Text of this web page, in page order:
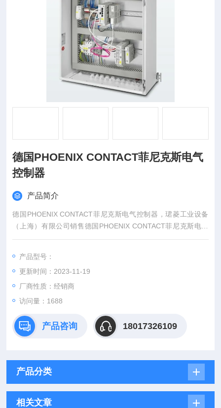
德国PHOENIX CONTACT菲尼克斯电气
控制器
产品简介
德国PHOENIX CONTACT菲尼克斯电气控制器，珺菱工业设备
（上海）有限公司销售德国PHOENIX CONTACT菲尼克斯电气
全系列产品，部分菲尼克斯型号库存现货，价格好，PHOENIX
产品型号：
更新时间：2023-11-19
厂商性质：经销商
访问量：1688
产品咨询 18017326109
产品分类
相关文章